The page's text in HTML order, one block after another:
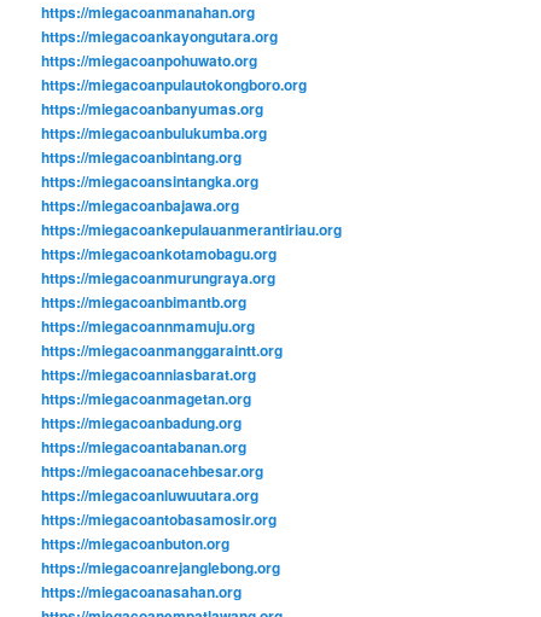
https://miegacoanmanahan.org
https://miegacoankayongutara.org
https://miegacoanpohuwato.org
https://miegacoanpulautokongboro.org
https://miegacoanbanyumas.org
https://miegacoanbulukumba.org
https://miegacoanbintang.org
https://miegacoansintangka.org
https://miegacoanbajawa.org
https://miegacoankepulauanmerantiriau.org
https://miegacoankotamobagu.org
https://miegacoanmurungraya.org
https://miegacoanbimantb.org
https://miegacoannmamuju.org
https://miegacoanmanggaraintt.org
https://miegacoanniasbarat.org
https://miegacoanmagetan.org
https://miegacoanbadung.org
https://miegacoantabanan.org
https://miegacoanacehbesar.org
https://miegacoanluwuutara.org
https://miegacoantobasamosir.org
https://miegacoanbuton.org
https://miegacoanrejanglebong.org
https://miegacoanasahan.org